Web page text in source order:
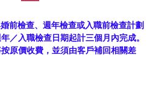
前檢查、週年檢查或入職前檢查計劃
／入職檢查日期起計三個月內完成。
原價收費，並須由客戶補回相關差